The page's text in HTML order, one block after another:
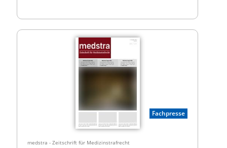
Fachpresse
medstra - Zeitschrift für Medizinstrafrecht